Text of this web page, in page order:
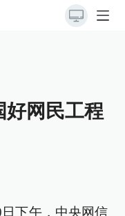
好网民工程
日下午，中央网信